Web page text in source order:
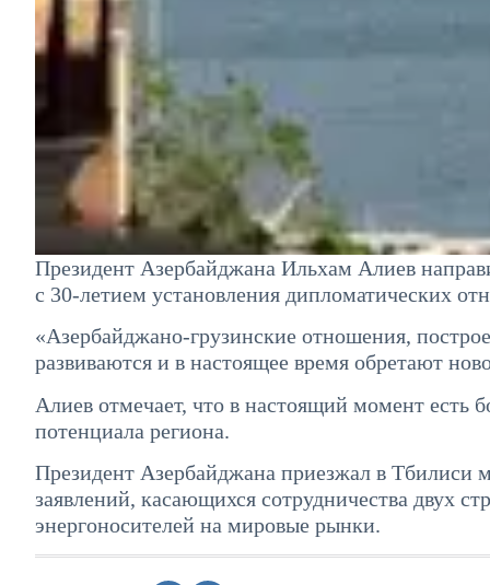
Президент Азербайджана Ильхам Алиев
с 30-летием установления дипломатических
«Азербайджано-грузинские отношения,
развиваются и в настоящее время обретают
Алиев отмечает, что в настоящий момент есть
потенциала региона.
Президент Азербайджана приезжал в Тбилиси
заявлений, касающихся сотрудничества двух
энергоносителей на мировые рынки.